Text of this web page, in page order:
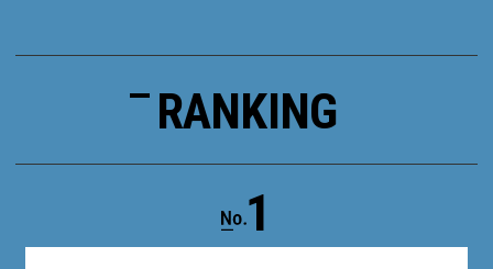
RANKING
1